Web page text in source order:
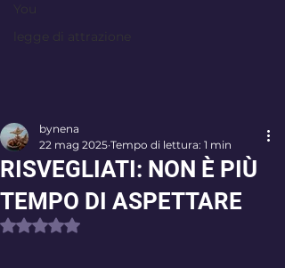
You
legge di attrazione
RISVEGLIATI: NON È PIÙ
TEMPO DI ASPETTARE
bynena
22 mag 2025 Tempo di lettura: 1 min
Valutazione NaN stelle su 5.